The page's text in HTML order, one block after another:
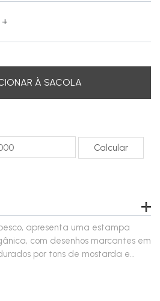
+
À SACOLA
apresenta uma estampa
com desenhos marcantes em
por tons de mostarda e